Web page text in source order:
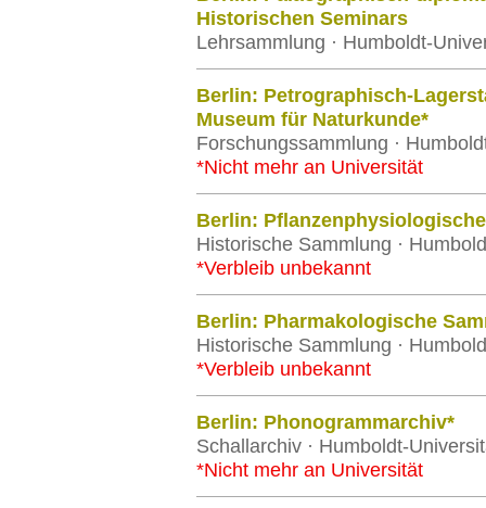
Historischen Seminars
Lehrsammlung · Humboldt-
Berlin: Petrographisch-
Museum für Naturkunde*
Forschungssammlung ·
*Nicht mehr an Universität
Berlin:
Historische Sammlung ·
*Verbleib unbekannt
Berlin: Pharmakologische
Historische Sammlung ·
*Verbleib unbekannt
Berlin: Phonogrammarchiv*
Schallarchiv · Humboldt-
*Nicht mehr an Universität